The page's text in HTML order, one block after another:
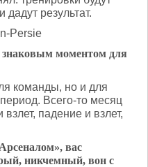
результат.
моментом для
команды, но и для
Всего-то месяц
падение и взлет,
вас
никчемный, вон с